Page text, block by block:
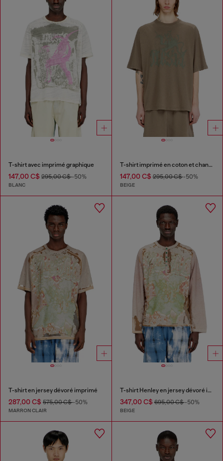
T-shirt avec imprimé graphique
147,00 C$ 295,00 C$-50%
BLANC
T-shirt imprimé en coton et chanvre
147,00 C$295,00 C$-50%
BEIGE
T-shirt en jersey dévoré imprimé
287,00 C$ 575,00 C$-50%
MARRON CLAIR
T-shirt Henley en jersey dévoré imprimé
347,00 C$695,00 C$-50%
BEIGE